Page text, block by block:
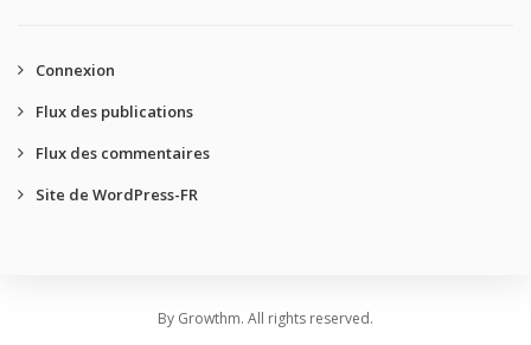
Connexion
Flux des publications
Flux des commentaires
Site de WordPress-FR
By Growthm. All rights reserved.